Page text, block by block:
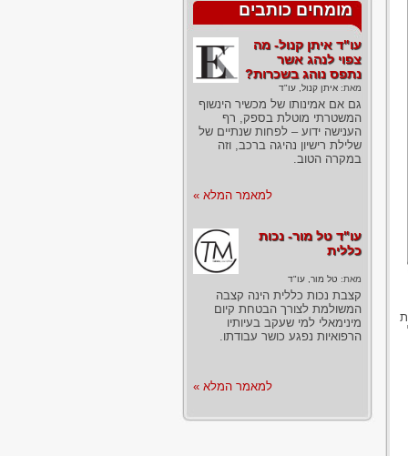
מומחים כותבים
עו"ד איתן קנול- מה
צפוי לנהג אשר
נתפס נוהג בשכרות?
מאת: איתן קנול, עו"ד
גם אם אמינותו של מכשיר הינשוף
המשטרתי מוטלת בספק, רף
הענישה ידוע – לפחות שנתיים של
שלילת רישיון נהיגה ברכב, וזה
במקרה הטוב.
למאמר המלא »
עו"ד טל מור- נכות
כללית
מאת: טל מור, עו"ד
קצבת נכות כללית הינה קצבה
המשולמת לצורך הבטחת קיום
מינימאלי למי שעקב בעיותיו
הרפואיות נפגע כושר עבודתו.
למאמר המלא »